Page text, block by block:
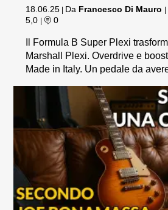
18.06.25 | Da Francesco Di Mauro |
5,0 | 0
Il Formula B Super Plexi
Marshall Plexi. Overdrive e
Made in Italy. Un pedale da